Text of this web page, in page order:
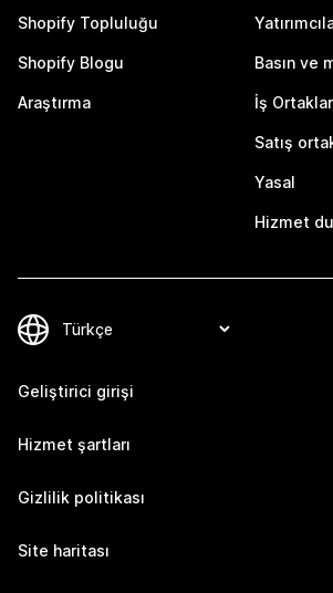
Shopify Topluluğu
Shopify Blogu
Araştırma
Basın ve
İş
Satış
Yasal
Hizmet
Geliştirici girişi
Hizmet şartları
Gizlilik politikası
Site haritası